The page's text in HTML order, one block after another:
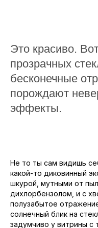
Это красиво.
прозрачных
бесконечные
порождают
эффекты.
Не то ты сам видишь
какой-то диковинный
шкурой, мутными от
дихлорбензолом, и с
полузабытое
солнечный блик на
задумчиво у витрины с